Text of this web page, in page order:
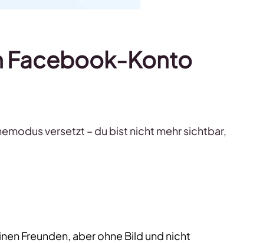
Facebook-Konto
versetzt – du bist nicht mehr sichtbar,
Freunden, aber ohne Bild und nicht